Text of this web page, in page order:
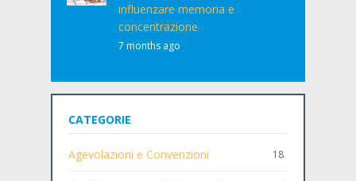
influenzare memoria e
concentrazione
7 months ago
CATEGORIE
Agevolazioni e Convenzioni 18